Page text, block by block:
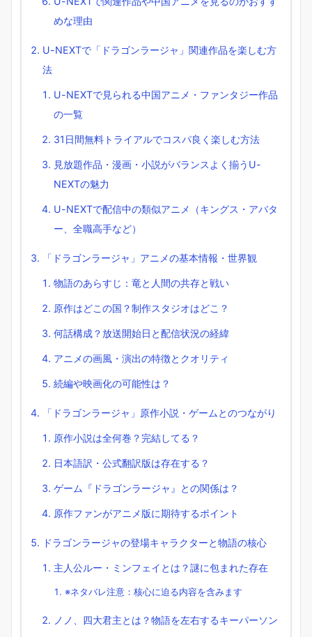
めな理由
U-NEXTで「ドラゴンラージャ」関連作品を楽しむ方
法
U-NEXTで見られる中国アニメ・ファンタジー作品
の一覧
31日間無料トライアルでコスパ良く楽しむ方法
見放題作品・漫画・小説がバランスよく揃うU-
NEXTの魅力
U-NEXTで配信中の類似アニメ（キングス・アバタ
ー、全職高手など）
「ドラゴンラージャ」アニメの基本情報・世界観
物語のあらすじ：竜と人間の共存と戦い
原作はどこの国？制作スタジオはどこ？
何話構成？放送開始日と配信状況の経緯
アニメの画風・演出の特徴とクオリティ
続編や映画化の可能性は？
「ドラゴンラージャ」原作小説・ゲームとのつながり
原作小説は全何巻？完結してる？
日本語訳・公式翻訳版は存在する？
ゲーム『ドラゴンラージャ』との関係は？
原作ファンがアニメ版に期待するポイント
ドラゴンラージャの登場キャラクターと物語の核心
主人公ルー・ミンフェイとは？謎に包まれた存在
※ネタバレ注意：核心に迫る内容を含みます
ノノ、四大君主とは？物語を左右するキーパーソン